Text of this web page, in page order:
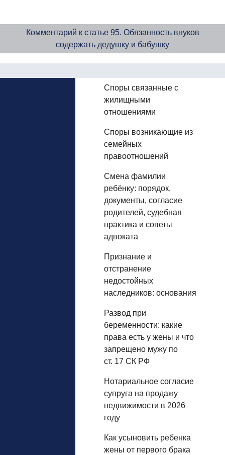
Комментарий к статье 95. Обязанность внуков
содержать дедушку и бабушку
Споры связанные с
жилищными
отношениями
Споры возникающие из
семейных
правоотношений
Смена фамилии
ребёнку: порядок,
документы, согласие
родителей, судебная
практика и советы
адвоката
Признание и
отстранение
недостойных
наследников: основания
Развод при
беременности: какие
права есть у жены и что
запрещено мужу по
ст. 17 СК РФ
Нотариальное согласие
супруга на продажу
недвижимости в 2026
году
Как усыновить ребенка
жены от первого брака